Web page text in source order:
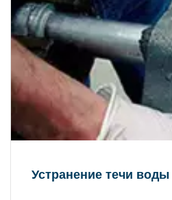
Устранение течи воды